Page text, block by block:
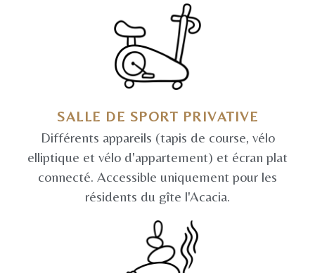
SALLE DE SPORT PRIVATIVE
Différents appareils (tapis de course, vélo
elliptique et vélo d'appartement) et écran plat
connecté. Accessible uniquement pour les
résidents du gîte l'Acacia.